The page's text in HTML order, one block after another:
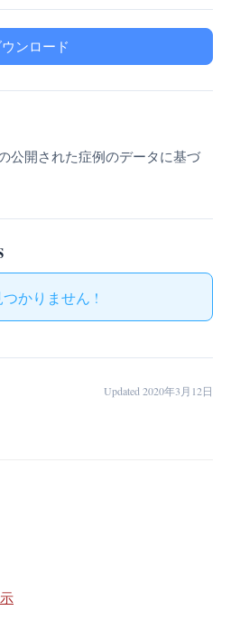
ンロード
公開された症例のデータに基づ
かりません !
Updated 2020年3月12日